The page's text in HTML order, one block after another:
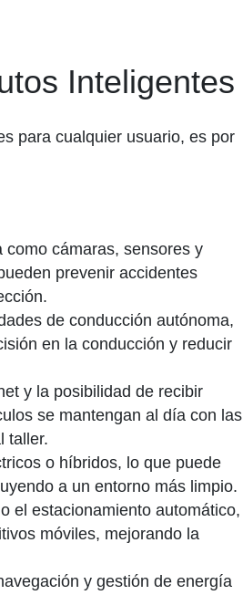
Inteligentes
para cualquier usuario, es por
cámaras, sensores y
prevenir accidentes
de conducción autónoma,
en la conducción y reducir
y la posibilidad de recibir
se mantengan al día con las
taller.
o híbridos, lo que puede
a un entorno más limpio.
el estacionamiento automático,
móviles, mejorando la
y gestión de energía